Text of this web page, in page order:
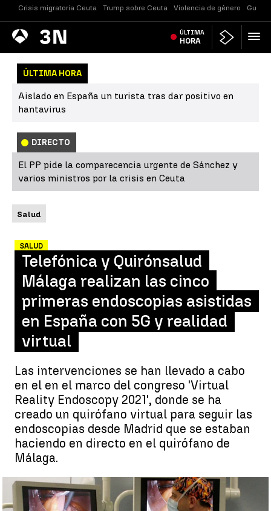
Crisis migratoria Ceuta Trump sobre Ceuta Violencia de género
Antena
3 Noticias ÚLTIMA
HORA
ÚLTIMA HORA
Aislado en España un turista tras dar positivo en
hantavirus
DIRECTO
El PP pide la comparecencia urgente de Sánchez y
varios ministros por la crisis en Ceuta
Salud
SALUD
Telefónica y Quirónsalud
Málaga realizan las cinco
primeras endoscopias asistidas
en España con 5G y realidad
virtual
Las intervenciones se han llevado a cabo
en el en el marco del congreso 'Virtual
Reality Endoscopy 2021', donde se ha
creado un quirófano virtual para seguir las
endoscopias desde Madrid que se estaban
haciendo en directo en el quirófano de
Málaga.
Telefónica y Quirónsalud Málaga realizan las cinco primeras
operaciones asistidas en España con 5G y realidad virtual |
GRUPO QUIRÓN